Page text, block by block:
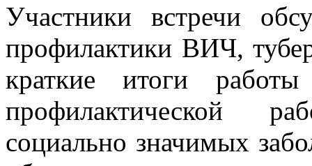
Участники встречи
профилактики ВИЧ,
краткие итоги
профилактической
социально значимых